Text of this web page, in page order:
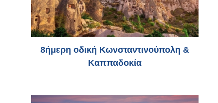
8ήμερη οδική Κωνσταντινούπολη &
Καππαδοκία